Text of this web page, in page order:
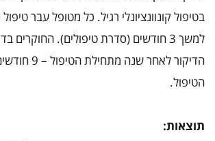
בטיפול קונוונציונלי רגיל. כל מטופל עבר
למשך 3 חודשים (סדרת טיפולים).
הדיקור לאחר שנה
הטיפול.
תוצאות: